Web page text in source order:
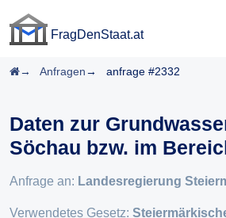
FragDenStaat.at
Startseite
Anfragen anfrage #2332
Daten zur
Söchau bzw. im
Anfrage an: Landesregierung
Verwendetes Gesetz: